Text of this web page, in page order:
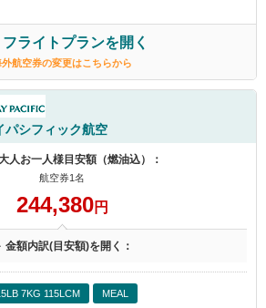
フライトプランを開く
外航空券の変更はこちらから
パシフィック航空
人お一人様目安額（燃油込）：
航空券1名
244,380円
金額内訳(目安額)を開く：
7KG 115LCM MEAL